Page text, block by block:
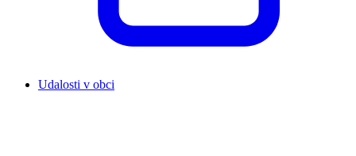
Udalosti v obci